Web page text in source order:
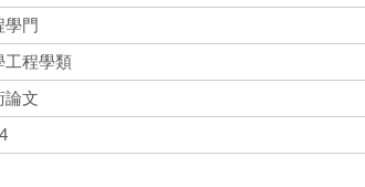
學門
工程學類
論文